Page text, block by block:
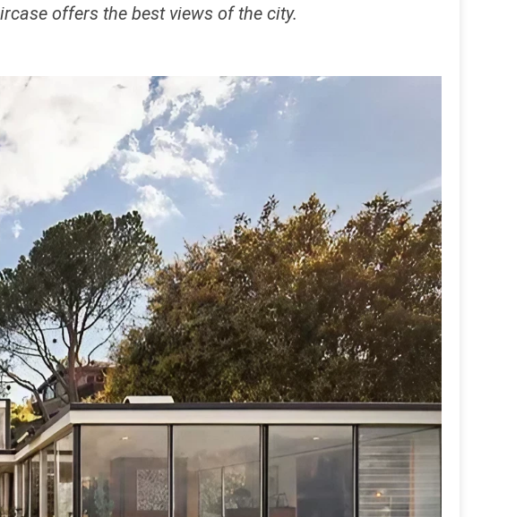
offers the best views of the city.